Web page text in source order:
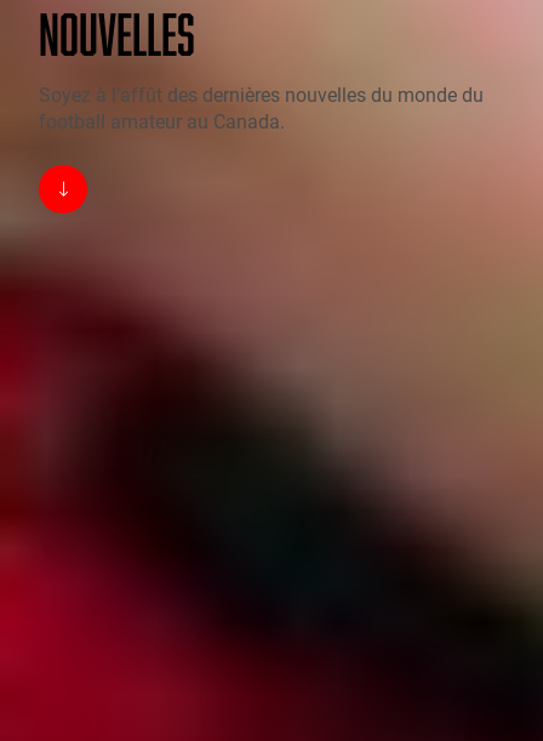
NOUVELLES
Soyez à l’affût des dernières nouvelles du monde du
football amateur au Canada.